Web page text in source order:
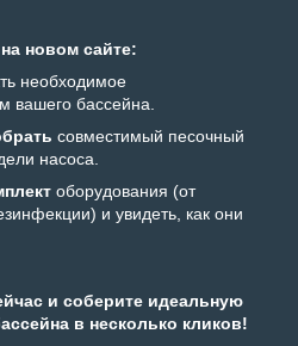
новом сайте:
необходимое
вашего бассейна.
совместимый песочный
насоса.
оборудования (от
и увидеть, как они
и соберите идеальную
в несколько кликов!